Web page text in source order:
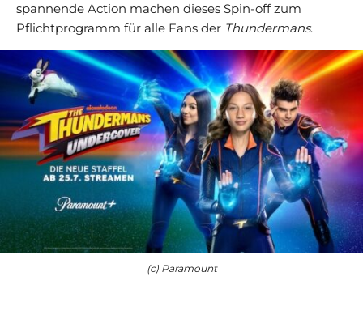
spannende Action machen dieses Spin-off zum
Pflichtprogramm für alle Fans der Thundermans.
(c) Paramount